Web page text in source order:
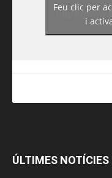
https://
Feu clic per
i
ÚLTIMES NOTÍCIES